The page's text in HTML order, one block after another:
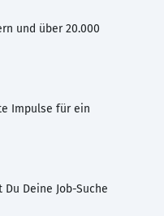
und über 20.000
Impulse für ein
Deine Job-Suche